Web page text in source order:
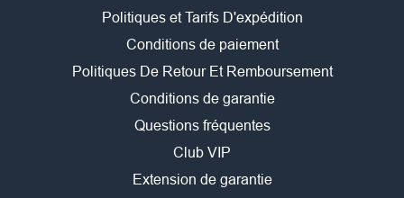
Politiques et Tarifs D'expédition
Conditions de paiement
Politiques De Retour Et Remboursement
Conditions de garantie
Questions fréquentes
Club VIP
Extension de garantie